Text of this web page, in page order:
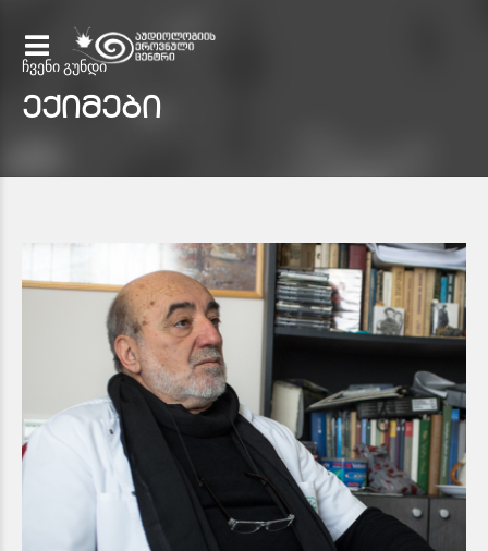
ჩვენი გუნდი
ექიმები